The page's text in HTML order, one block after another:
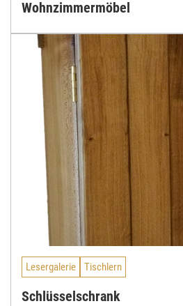
Wohnzimmermöbel
Lesergalerie Tischlern
Schlüsselschrank